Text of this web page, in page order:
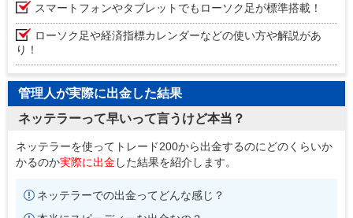
スマートフォンやタブレットでもローソク足が標準搭載！
ローソク足や経済指標カレンダーなどの使い方や解説があ
り！
管理人が実際に出金した結果
ネッテラーって早いって言うけど本当？
ネッテラーを使ってトレード200から出金するのにどのくらいか
かるのか実際に出金 した結果を紹介します。
ネッテラーでの出金ってどんな感じ？